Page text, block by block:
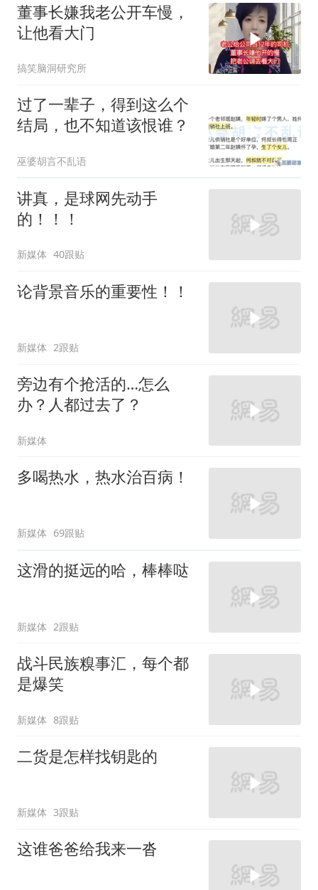
董事长嫌我老公开车慢，
让他看大门
搞笑脑洞研究所
过了一辈子，得到这么个
结局，也不知道该恨谁？
巫婆胡言不乱语
讲真，是球网先动手
的！！！
新媒体 40跟贴
论背景音乐的重要性！！
新媒体 2跟贴
旁边有个抢活的…怎么
办？人都过去了？
新媒体
多喝热水，热水治百病！
新媒体 69跟贴
这滑的挺远的哈，棒棒哒
新媒体 2跟贴
战斗民族糗事汇，每个都
是爆笑
新媒体 8跟贴
二货是怎样找钥匙的
新媒体 3跟贴
这谁爸爸给我来一沓